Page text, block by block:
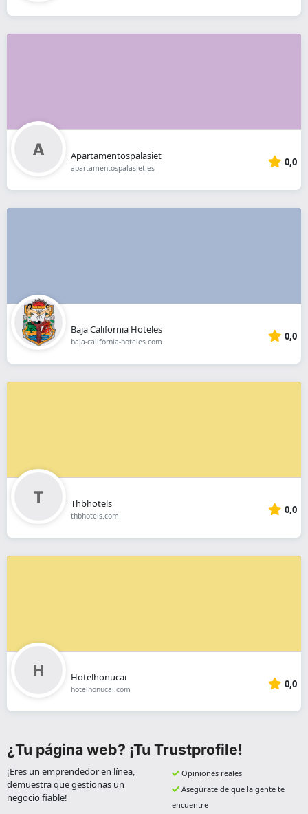
Apartamentospalasiet
apartamentospalasiet.es 0,0
Baja California Hoteles
baja-california-hoteles.com 0,0
Thbhotels
thbhotels.com 0,0
Hotelhonucai
hotelhonucai.com 0,0
¿Tu página web? ¡Tu Trustprofile!
¡Eres un emprendedor en línea,
demuestra que gestionas un
negocio fiable!
Opiniones reales
Asegúrate de que la gente te
encuentre